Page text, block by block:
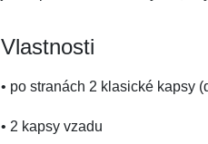
Vlastnosti
• po stranách 2 klasické kapsy
• 2 kapsy vzadu